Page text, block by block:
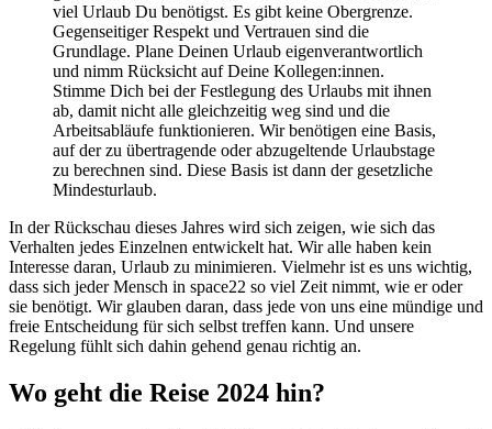
viel Urlaub Du benötigst. Es gibt keine Obergrenze.
Gegenseitiger Respekt und Vertrauen sind die
Grundlage. Plane Deinen Urlaub eigenverantwortlich
und nimm Rücksicht auf Deine Kollegen:innen.
Stimme Dich bei der Festlegung des Urlaubs mit ihnen
ab, damit nicht alle gleichzeitig weg sind und die
Arbeitsabläufe funktionieren. Wir benötigen eine Basis,
auf der zu übertragende oder abzugeltende Urlaubstage
zu berechnen sind. Diese Basis ist dann der gesetzliche
Mindesturlaub.
In der Rückschau dieses Jahres wird sich zeigen, wie sich das
Verhalten jedes Einzelnen entwickelt hat. Wir alle haben kein
Interesse daran, Urlaub zu minimieren. Vielmehr ist es uns wichtig,
dass sich jeder Mensch in space22 so viel Zeit nimmt, wie er oder
sie benötigt. Wir glauben daran, dass jede von uns eine mündige und
freie Entscheidung für sich selbst treffen kann. Und unsere
Regelung fühlt sich dahin gehend genau richtig an.
Wo geht die Reise 2024 hin?